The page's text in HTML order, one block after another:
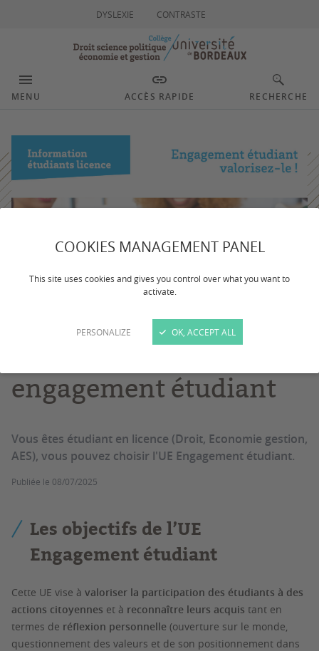
COOKIES MANAGEMENT PANEL
This site uses cookies and gives you control over what you want to
activate.
PERSONALIZE OK, ACCEPT ALL
DYSLEXIE CONTRASTE
MENU ACCÈS RAPIDE RECHERCHE
Valoriser son
engagement étudiant
Vous êtes étudiant en licence (Droit, Economie gestion,
AES), vous pouvez choisir l'UE Engagement étudiant.
Publiée le 08/07/2025
Les objectifs de l’UE
Engagement étudiant
Cette UE vise à valoriser la participation des étudiants à des
actions citoyennes et à reconnaître leurs acquis tant en
termes de réflexion personnelle (ouverture sur le monde,
questionnement des valeurs et de son positionnement dans